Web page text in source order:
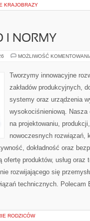
KRAJOBRAZY
I NORMY
MOŻLIWOŚĆ
Tworzymy innowacyjne
zakładów produkcyjnych,
systemy oraz urządzenia
wysokociśnieniową. Nasza
na projektowaniu,
nowoczesnych rozwiązań,
dokładność oraz
produktów, usług oraz
rozwijającego się
technicznych. Polecam
RODZICÓW